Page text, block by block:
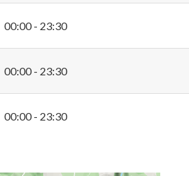
00:00 - 23:30
00:00 - 23:30
00:00 - 23:30